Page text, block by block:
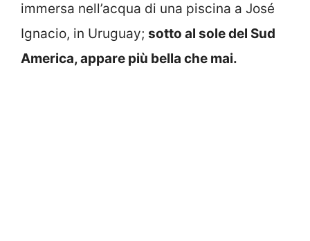
immersa nell’acqua di una piscina a José
Ignacio, in Uruguay; sotto al sole del Sud
America, appare più bella che mai.